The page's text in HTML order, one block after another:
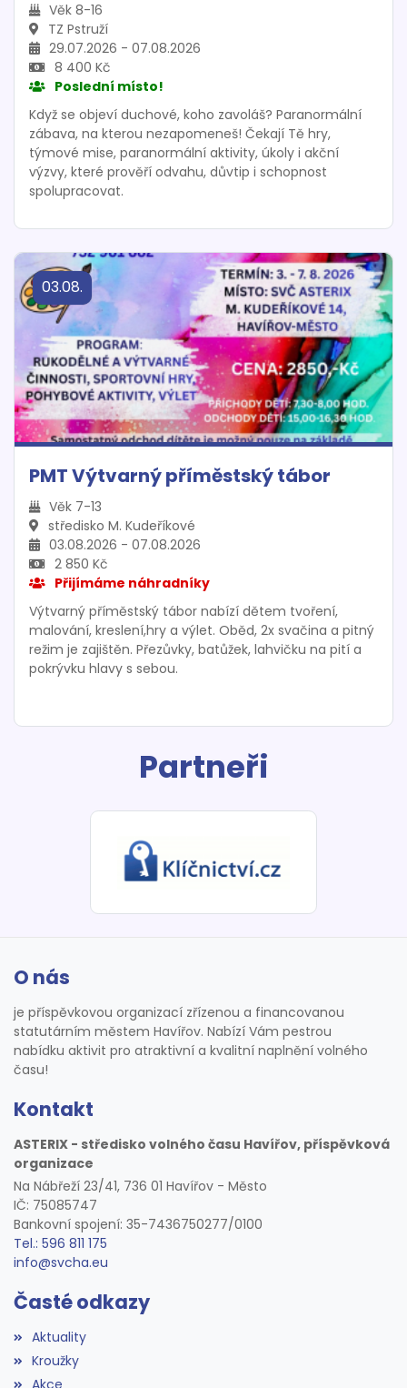
Věk 8-16
TZ Pstruží
29.07.2026 - 07.08.2026
8 400 Kč
Poslední místo!
Když se objeví duchové, koho zavoláš? Paranormální
zábava, na kterou nezapomeneš! Čekají Tě hry,
týmové mise, paranormální aktivity, úkoly i akční
výzvy, které prověří odvahu, důvtip i schopnost
spolupracovat.
03.08.
PMT Výtvarný příměstský tábor
Věk 7-13
středisko M. Kudeříkové
03.08.2026 - 07.08.2026
2 850 Kč
Přijímáme náhradníky
Výtvarný příměstský tábor nabízí dětem tvoření,
malování, kreslení,hry a výlet. Oběd, 2x svačina a pitný
režim je zajištěn. Přezůvky, batůžek, lahvičku na pití a
pokrývku hlavy s sebou.
Partneři
O nás
je příspěvkovou organizací zřízenou a financovanou
statutárním městem Havířov. Nabízí Vám pestrou
nabídku aktivit pro atraktivní a kvalitní naplnění volného
času!
Kontakt
ASTERIX - středisko volného času Havířov, příspěvková
organizace
Na Nábřeží 23/41, 736 01 Havířov - Město
IČ: 75085747
Bankovní spojení: 35-7436750277/0100
Tel.: 596 811 175
info@svcha.eu
Časté odkazy
Aktuality
Kroužky